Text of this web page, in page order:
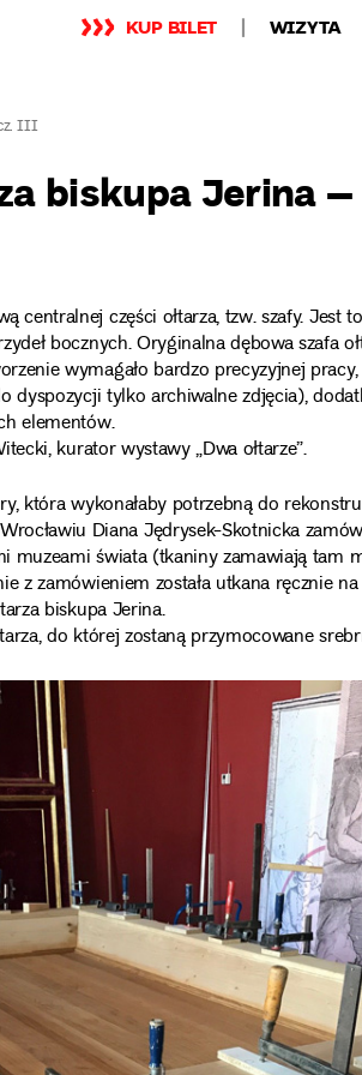
KUP BILET WIZYTA
III
biskupa Jerina
centralnej części ołtarza, tzw. szafy. Jest
bocznych. Oryginalna dębowa szafa
wymagało bardzo precyzyjnej
tylko archiwalne zdjęcia),
elementów.
kurator wystawy „Dwa ołtarze”.
która wykonałaby potrzebną do
Diana Jędrysek-Skotnicka
muzeami świata (tkaniny zamawiają tam
z zamówieniem została utkana ręcznie
biskupa Jerina.
do której zostaną przymocowane